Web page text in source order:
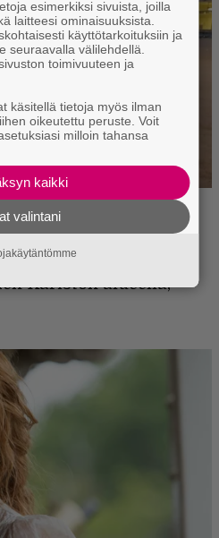
esimerkiksi sivuista, joilla
laitteesi ominaisuuksista.
käyttötarkoituksiin ja
seuraavalla välilehdellä.
toimivuuteen ja
käsitellä tietoja myös ilman
oikeutettu peruste. Voit
milloin tahansa
kaikki
valintani